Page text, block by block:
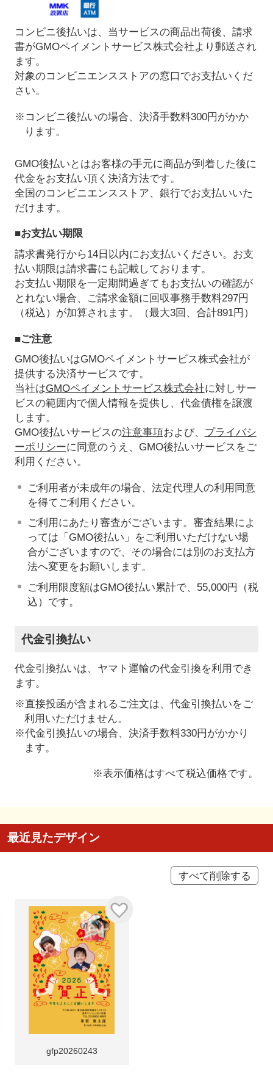
コンビニ後払いは、当サービスの商品出荷後、請求
書がGMOペイメントサービス株式会社より郵送され
ます。
対象のコンビニエンスストアの窓口でお支払いくだ
さい。
※コンビニ後払いの場合、決済手数料300円がかか
ります。
GMO後払いとはお客様の手元に商品が到着した後に
代金をお支払い頂く決済方法です。
全国のコンビニエンスストア、銀行でお支払いいた
だけます。
■お支払い期限
請求書発行から14日以内にお支払いください。お支
払い期限は請求書にも記載しております。
お支払い期限を一定期間過ぎてもお支払いの確認が
とれない場合、ご請求金額に回収事務手数料297円
（税込）が加算されます。（最大3回、合計891円）
■ご注意
GMO後払いはGMOペイメントサービス株式会社が
提供する決済サービスです。
当社はGMOペイメントサービス株式会社に対しサー
ビスの範囲内で個人情報を提供し、代金債権を譲渡
します。
GMO後払いサービスの注意事項および、 プライバシ
ーポリシーに同意のうえ、GMO後払いサービスをご
利用ください。
ご利用者が未成年の場合、法定代理人の利用同意
を得てご利用ください。
ご利用にあたり審査がございます。審査結果によ
っては「GMO後払い」をご利用いただけない場
合がございますので、その場合には別のお支払方
法へ変更をお願いします。
ご利用限度額はGMO後払い累計で、55,000円（税
込）です。
代金引換払い
代金引換払いは、ヤマト運輸の代金引換を利用でき
ます。
※直接投函が含まれるご注文は、代金引換払いをご
利用いただけません。
※代金引換払いの場合、決済手数料330円がかかり
ます。
※表示価格はすべて税込価格です。
最近見たデザイン
すべて削除する
gfp20260243